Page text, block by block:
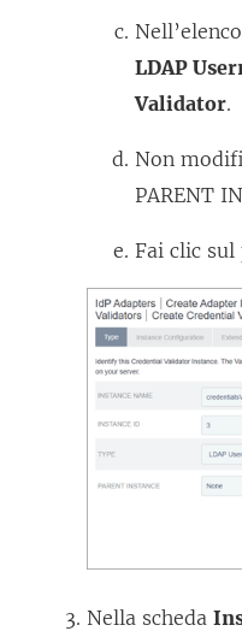
LDAP
Validator.
Non
PARENT
Fai clic sul
Nella scheda